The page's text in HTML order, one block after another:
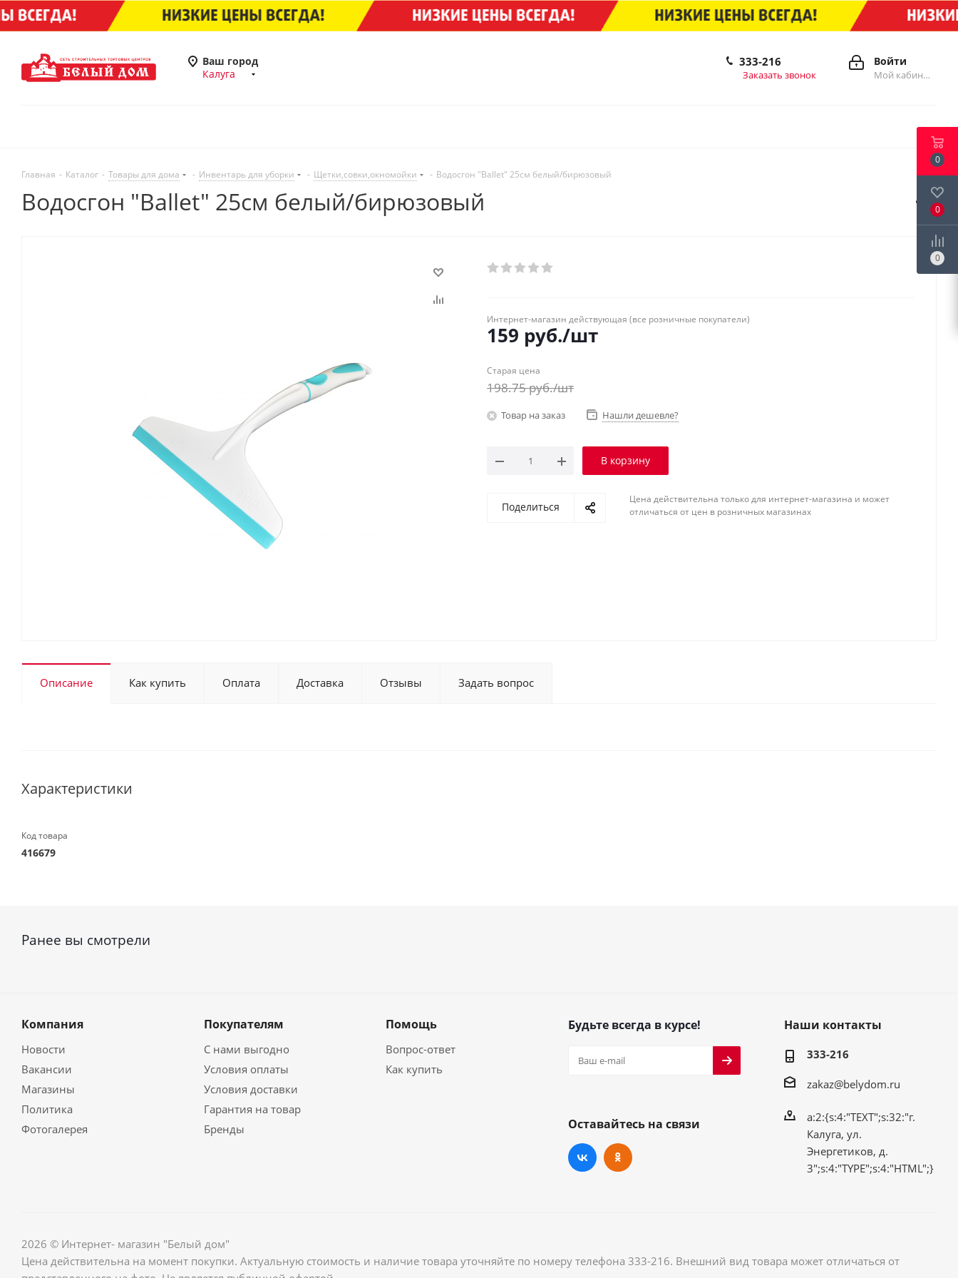
Ваш город
Калуга
Войти
Мой кабинет
333-216
Заказать звонок
Главная - Каталог - Товары для дома - Инвентарь для уборки - Щетки,совки,окномойки - Водосгон "Ballet" 25см белый/бирюзовый
Водосгон "Ballet" 25см белый/бирюзовый
Интернет-магазин действующая (все розничные покупатели)
159 руб./шт
Старая цена
198.75руб./шт
Товар на заказ Нашли дешевле?
В корзину
Поделиться
Цена действительна только для интернет-магазина и может
отличаться от цен в розничных магазинах
Описание Как купить Оплата Доставка Отзывы Задать вопрос
Характеристики
Код товара
416679
Ранее вы смотрели
Компания
Новости
Вакансии
Магазины
Политика
Фотогалерея
Покупателям
С нами выгодно
Условия оплаты
Условия доставки
Гарантия на товар
Бренды
Помощь
Вопрос-ответ
Как купить
Будьте всегда в курсе!
Оставайтесь на связи
Наши контакты
333-216
zakaz@belydom.ru
a:2:{s:4:"TEXT";s:32:"г.
Калуга, ул.
Энергетиков, д.
3";s:4:"TYPE";s:4:"HTML";}
2026 © Интернет- магазин "Белый дом"
Цена действительна на момент покупки. Актуальную стоимость и наличие товара уточняйте по номеру телефона 333-216. Внешний вид товара может отличаться от
0
0
0